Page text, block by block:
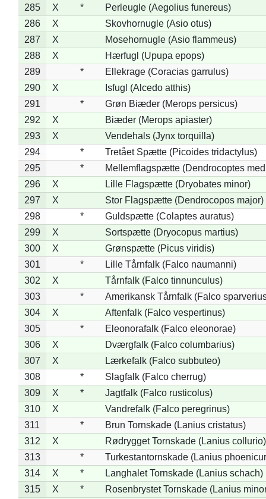
285
X *
Perleugle (Aegolius funereus)
286
X
Skovhornugle (Asio otus)
287
X
Mosehornugle (Asio flammeus)
288
X
Hærfugl (Upupa epops)
289
*
Ellekrage (Coracias garrulus)
290
X
Isfugl (Alcedo atthis)
291
*
Grøn Biæder (Merops persicus)
292
X
Biæder (Merops apiaster)
293
X
Vendehals (Jynx torquilla)
294
*
Tretået Spætte (Picoides tridactylus)
295
*
Mellemflagspætte (Dendrocoptes
296
X
Lille Flagspætte (Dryobates minor)
297
X
Stor Flagspætte (Dendrocopos major)
298
*
Guldspætte (Colaptes auratus)
299
X
Sortspætte (Dryocopus martius)
300
X
Grønspætte (Picus viridis)
301
*
Lille Tårnfalk (Falco naumanni)
302
X
Tårnfalk (Falco tinnunculus)
303
*
Amerikansk Tårnfalk (Falco
304
X
Aftenfalk (Falco vespertinus)
305
*
Eleonorafalk (Falco eleonorae)
306
X
Dværgfalk (Falco columbarius)
307
X
Lærkefalk (Falco subbuteo)
308
*
Slagfalk (Falco cherrug)
309
X *
Jagtfalk (Falco rusticolus)
310
X
Vandrefalk (Falco peregrinus)
311
*
Brun Tornskade (Lanius cristatus)
312
X
Rødrygget Tornskade (Lanius collurio)
313
*
Turkestantornskade (Lanius
314
X *
Langhalet Tornskade (Lanius schach)
315
X *
Rosenbrystet Tornskade (Lanius